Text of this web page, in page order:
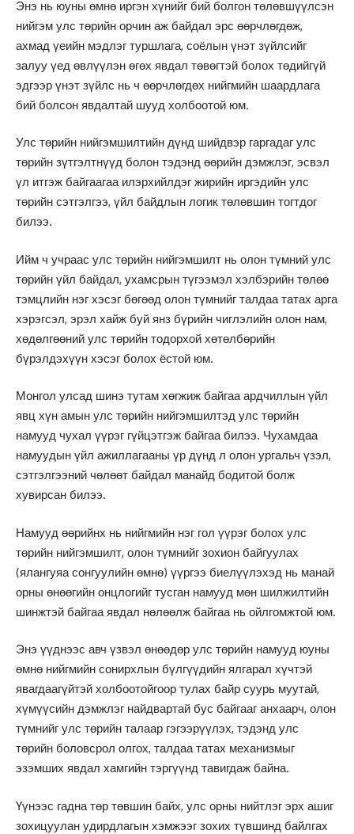
Энэ нь юуны өмнө иргэн хүнийг бий болгон төлөвшүүлсэн
нийгэм улс төрийн орчин аж байдал эрс өөрчлөгдөж,
ахмад үеийн мэдлэг туршлага, соёлын үнэт зүйлсийг
залуу үед өвлүүлэн өгөх явдал төвөгтэй болох төдийгүй
эдгээр үнэт зүйлс нь ч өөрчлөгдөх нийгмийн шаардлага
бий болсон явдалтай шууд холбоотой юм.
Улс төрийн нийгэмшилтийн дүнд шийдвэр гаргадаг улс
төрийн зүтгэлтнүүд болон тэдэнд өөрийн дэмжлэг, эсвэл
үл итгэж байгаагаа илэрхийлдэг жирийн иргэдийн улс
төрийн сэтгэлгээ, үйл байдлын логик төлөвшин тогтдог
билээ.
Ийм ч учраас улс төрийн нийгэмшилт нь олон түмний улс
төрийн үйл байдал, ухамсрын түгээмэл хэлбэрийн төлөө
тэмцлийн нэг хэсэг бөгөөд олон түмнийг талдаа татах арга
хэрэгсэл, эрэл хайж буй янз бүрийн чиглэлийн олон нам,
хөдөлгөөний улс төрийн тодорхой хөтөлбөрийн
бүрэлдэхүүн хэсэг болох ёстой юм.
Монгол улсад шинэ тутам хөгжиж байгаа ардчиллын үйл
явц хүн амын улс төрийн нийгэмшилтэд улс төрийн
намууд чухал үүрэг гүйцэтгэж байгаа билээ. Чухамдаа
намуудын үйл ажиллагааны үр дүнд л олон ургальч үзэл,
сэтгэлгээний чөлөөт байдал манайд бодитой болж
хувирсан билээ.
Намууд өөрийнх нь нийгмийн нэг гол үүрэг болох улс
төрийн нийгэмшилт, олон түмнийг зохион байгуулах
(ялангуяа сонгуулийн өмнө) үүргээ биелүүлэхэд нь манай
орны өнөөгийн онцлогийг тусган намууд мөн шилжилтийн
шинжтэй байгаа явдал нөлөөлж байгаа нь ойлгомжтой юм.
Энэ үүднээс авч үзвэл өнөөдөр улс төрийн намууд юуны
өмнө нийгмийн сонирхлын бүлгүүдийн ялгарал хүчтэй
явагдаагүйтэй холбоотойгоор тулах байр суурь муутай,
хүмүүсийн дэмжлэг найдвартай бус байгааг анхаарч, олон
түмнийг улс төрийн талаар гэгээрүүлэх, тэдэнд улс
төрийн боловсрол олгох, талдаа татах механизмыг
эзэмших явдал хамгийн тэргүүнд тавигдаж байна.
Үүнээс гадна төр төвшин байх, улс орны нийтлэг эрх ашиг
зохицуулан удирдлагын хэмжээг зохих түвшинд байлгах